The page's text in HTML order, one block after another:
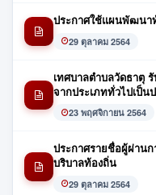
ประกาศใช้แผนพัฒนา
29 ตุลาคม 2564
เทศบาลตำบลวัดธาตุ
จากประเภททั่วไปเป็น
23 พฤศจิกายน 2564
ประกาศรายชื่อผู้ผ่านก
บริบาลท้องถิ่น
29 ตุลาคม 2564